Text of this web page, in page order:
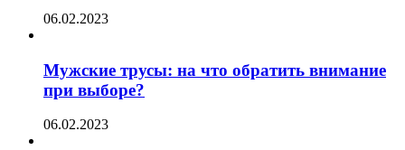
06.02.2023
Мужские трусы: на что обратить внимание
при выборе?
06.02.2023